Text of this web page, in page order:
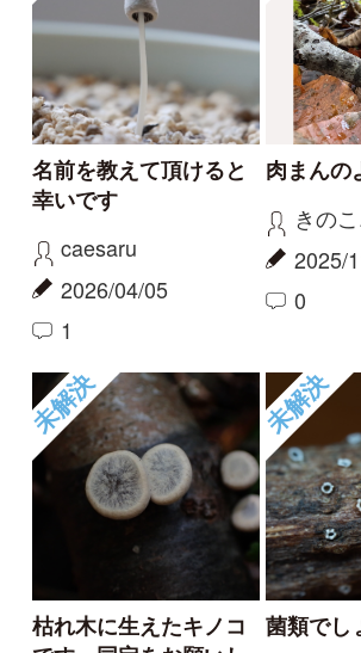
2025/10/26
未解決
名前教えて
伊予のシゲじい
2025/10/16
1
未解決
キノコの名前を
クロ
2025/10/12
1
もっとみる
報告のスレッド